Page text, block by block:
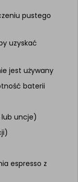
pustego
uzyskać
jest używany
baterii
uncje)
espresso z